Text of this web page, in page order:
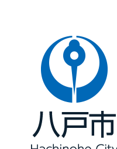
八
戸
市
Hachinohe
City